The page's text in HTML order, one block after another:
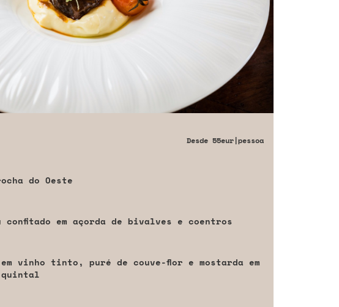
Desde 55eur|pessoa
do Oeste
confitado em açorda de bivalves e coentros
em vinho tinto, puré de couve-flor e mostarda em
quintal